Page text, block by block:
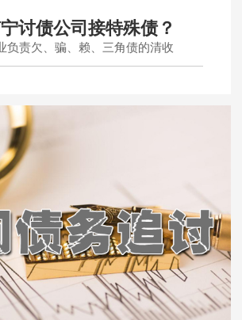
讨债公司接特殊债？
负责欠、骗、赖、三角债的清收